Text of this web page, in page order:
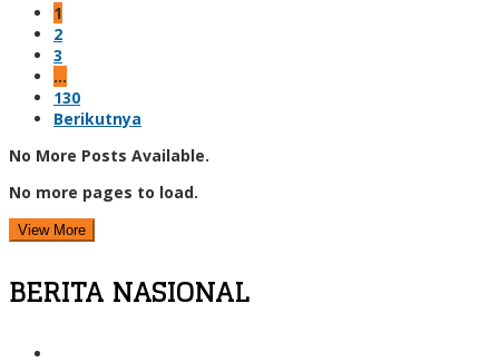
1
2
3
…
130
Berikutnya
No More Posts Available.
No more pages to load.
View More
BERITA NASIONAL